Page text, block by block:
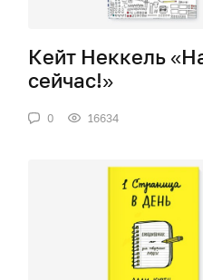
Кейт Неккель
сейчас!»
0 16634